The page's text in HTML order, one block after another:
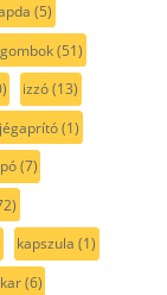
(5)
(51)
izzó(13)
jégaprító(1)
(7)
kapszula (1)
kar(6)